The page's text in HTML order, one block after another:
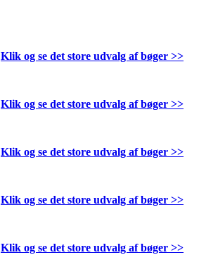
Klik og se det store udvalg af bøger >>
Klik og se det store udvalg af bøger >>
Klik og se det store udvalg af bøger >>
Klik og se det store udvalg af bøger >>
Klik og se det store udvalg af bøger >>